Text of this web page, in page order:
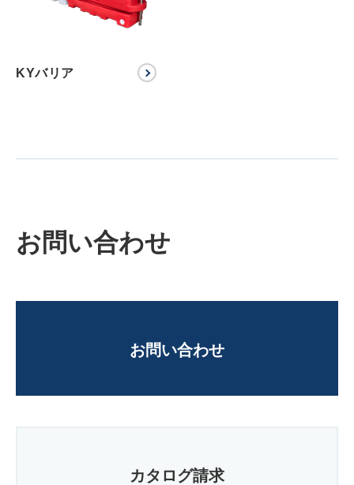
KYバリア
お問い合わせ
お問い合わせ
カタログ請求